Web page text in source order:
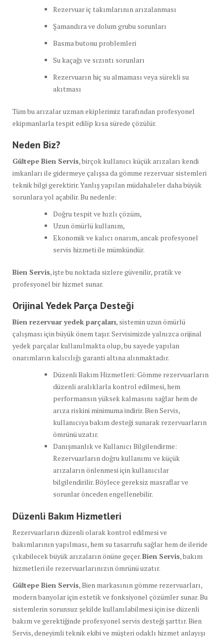
Rezervuar iç takımlarının arızalanması
Şamandıra ve dolum grubu sorunları
Basma butonu problemleri
Su kaçağı ve sızıntı sorunları
Rezervuarın hiç su almaması veya sürekli su
akıtması
Tüm bu arızalar uzman ekiplerimiz tarafından profesyonel
ekipmanlarla tespit edilip kısa sürede çözülür.
Neden Biz?
Gültepe Bien Servis, birçok kullanıcı küçük arızaları kendi
imkanları ile gidermeye çalışsa da gömme rezervuar sistemleri
teknik bilgi gerektirir. Yanlış yapılan müdahaleler daha büyük
sorunlara yol açabilir. Bu nedenle:
Doğru tespit ve hızlı çözüm,
Uzun ömürlü kullanım,
Ekonomik ve kalıcı onarım, ancak profesyonel
servis hizmeti ile mümkündür.
Bien Servis, işte bu noktada sizlere güvenilir, pratik ve
profesyonel bir hizmet sunar.
Orijinal Yedek Parça Desteği
Bien rezervuar yedek parçaları, sistemin uzun ömürlü
çalışması için büyük önem taşır. Servisimizde yalnızca orijinal
yedek parçalar kullanılmakta olup, bu sayede yapılan
onarımların kalıcılığı garanti altına alınmaktadır.
Düzenli Bakım Hizmetleri: Gömme rezervuarların
düzenli aralıklarla kontrol edilmesi, hem
performansın yüksek kalmasını sağlar hem de
arıza riskini minimuma indirir. Bien Servis,
kullanıcıya bakım desteği sunarak rezervuarların
ömrünü uzatır.
Danışmanlık ve Kullanıcı Bilgilendirme:
Rezervuarların doğru kullanımı ve küçük
arızaların önlenmesi için kullanıcılar
bilgilendirilir. Böylece gereksiz masraflar ve
sorunlar önceden engellenebilir.
Düzenli Bakım Hizmetleri
Rezervuarların düzenli olarak kontrol edilmesi ve
bakımlarının yapılması, hem su tasarrufu sağlar hem de ileride
çıkabilecek büyük arızaların önüne geçer.Bien Servis, bakım
hizmetleri ile rezervuarlarınızın ömrünü uzatır.
Gültepe Bien Servis, Bien markasının gömme rezervuarları,
modern banyolar için estetik ve fonksiyonel çözümler sunar. Bu
sistemlerin sorunsuz şekilde kullanılabilmesi için ise düzenli
bakım ve gerektiğinde profesyonel servis desteği şarttır. Bien
Servis, deneyimli teknik ekibi ve müşteri odaklı hizmet anlayışı